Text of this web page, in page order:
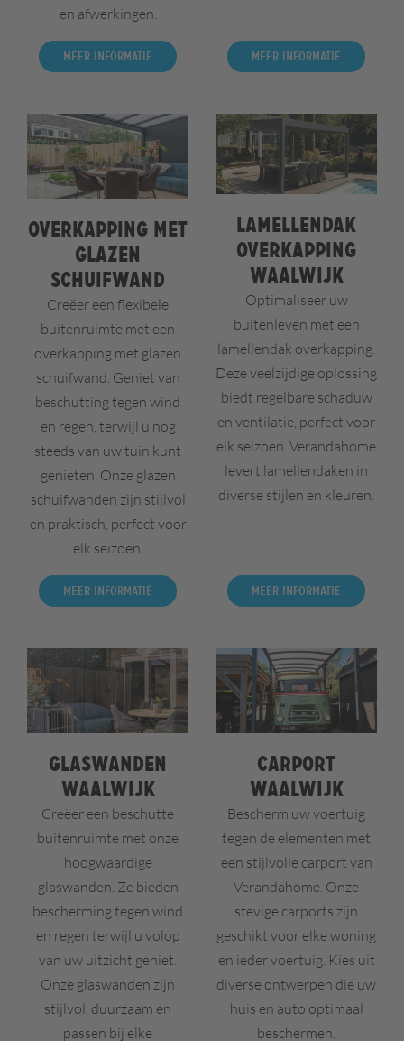
en afwerkingen.
Meer informatie Meer informatie
Overkapping met
glazen
schuifwand
Creëer een flexibele
buitenruimte met een
overkapping met glazen
schuifwand. Geniet van
beschutting tegen wind
en regen, terwijl u nog
steeds van uw tuin kunt
genieten. Onze glazen
schuifwanden zijn stijlvol
en praktisch, perfect voor
elk seizoen.
Meer informatie
Lamellendak
overkapping
Waalwijk
Optimaliseer uw
buitenleven met een
lamellendak overkapping.
Deze veelzijdige oplossing
biedt regelbare schaduw
en ventilatie, perfect voor
elk seizoen. Verandahome
levert lamellendaken in
diverse stijlen en kleuren.
Meer informatie
Glaswanden
Waalwijk
Creëer een beschutte
buitenruimte met onze
hoogwaardige
glaswanden. Ze bieden
bescherming tegen wind
en regen terwijl u volop
van uw uitzicht geniet.
Onze glaswanden zijn
stijlvol, duurzaam en
passen bij elke
Carport
Waalwijk
Bescherm uw voertuig
tegen de elementen met
een stijlvolle carport van
Verandahome. Onze
stevige carports zijn
geschikt voor elke woning
en ieder voertuig. Kies uit
diverse ontwerpen die uw
huis en auto optimaal
beschermen.